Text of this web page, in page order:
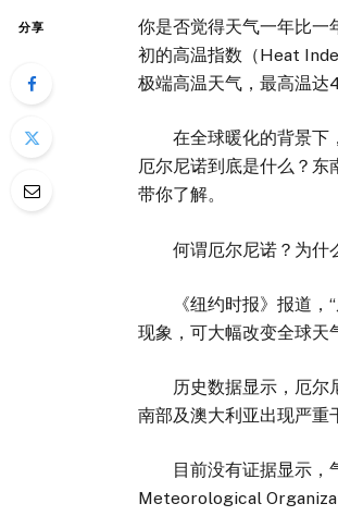
分享
你是否觉得天气一年比一
初的高温指数（Heat
极端高温天气，最高温达
在全球暖化的背景下，
厄尔尼诺到底是什么？东
带你了解。
何谓厄尔尼诺？为什
《纽约时报》报道，“
现象，可大幅改变全球天
历史数据显示，厄尔尼
南部及澳大利亚出现严重
目前没有证据显示，气
Meteorological